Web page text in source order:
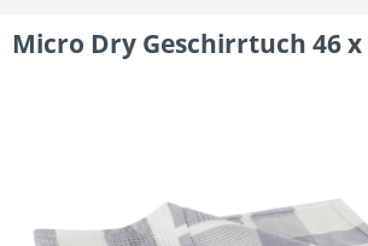
Micro Dry Geschirrtuch 46 x